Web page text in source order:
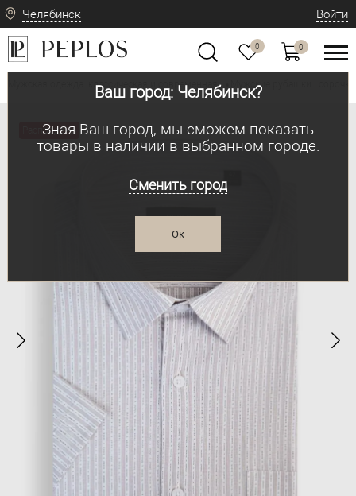
Челябинск
Ваш город: Челябинск?
Зная Ваш город, мы сможем показать
товары в наличии в выбранном городе.
Сменить город
Ок
Войти
0 0
Мужская одежда: классическая и современная Мужские рубашки | сорочки
Распродажа